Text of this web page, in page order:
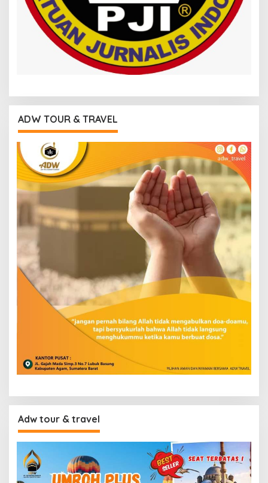
ADW TOUR & TRAVEL
Adw tour & travel